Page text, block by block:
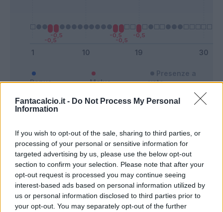
Fantacalcio.it - Do Not Process My Personal
Information
If you wish to opt-out of the sale, sharing to third parties, or
processing of your personal or sensitive information for
targeted advertising by us, please use the below opt-out
section to confirm your selection. Please note that after your
opt-out request is processed you may continue seeing
interest-based ads based on personal information utilized by
us or personal information disclosed to third parties prior to
your opt-out. You may separately opt-out of the further
Bonus Malus
Presenze a
voto